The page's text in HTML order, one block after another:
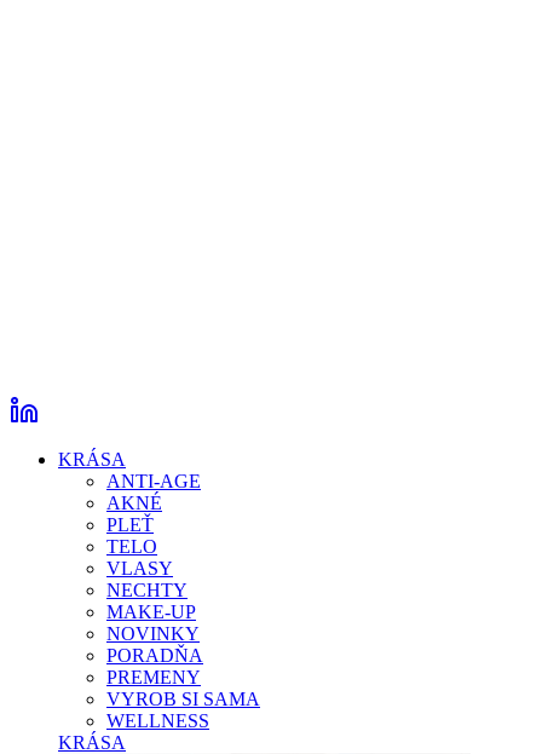
KRÁSA
ANTI-AGE
AKNÉ
PLEŤ
TELO
VLASY
NECHTY
MAKE-UP
NOVINKY
PORADŇA
PREMENY
VYROB SI SAMA
WELLNESS
KRÁSA